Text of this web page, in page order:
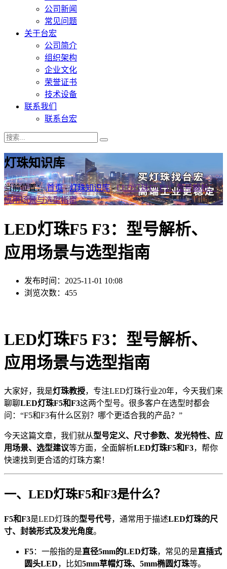
公司新闻
常见问题
关于台宏
公司简介
组织架构
企业文化
荣誉证书
技术设备
联系我们
联系台宏
灯珠知识库
当前位置：首页-灯珠知识库-LED灯珠F5 F3：型号解析、
应用场景与选型指南
LED灯珠F5 F3：型号解析、
应用场景与选型指南
发布时间：2025-11-01 10:08
浏览次数：455
LED灯珠F5 F3：型号解析、
应用场景与选型指南
大家好，我是灯珠教授，专注LED灯珠行业20年，今天我们来
聊聊LED灯珠F5和F3这两个型号。很多客户在选型时都会
问：“F5和F3有什么区别？哪个更适合我的产品？”
今天这篇文章，我们就从型号定义、尺寸参数、发光特性、应
用场景、选型建议等方面，全面解析LED灯珠F5和F3，帮你
快速找到更合适的灯珠方案！
一、LED灯珠F5和F3是什么？
F5和F3是LED灯珠的型号代号，通常用于描述LED灯珠的尺
寸、封装形式及发光角度。
F5：一般指的是直径5mm的LED灯珠，常见的是直插式
圆头LED，比如5mm草帽灯珠、5mm椭圆灯珠等。